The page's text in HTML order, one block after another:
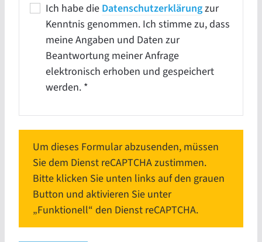
Ich habe die Datenschutzerklärungzur
Kenntnis genommen. Ich stimme zu, dass
meine Angaben und Daten zur
Beantwortung meiner Anfrage
elektronisch erhoben und gespeichert
werden. *
Um dieses Formular abzusenden, müssen
Sie dem Dienst reCAPTCHA zustimmen.
Bitte klicken Sie unten links auf den grauen
Button und aktivieren Sie unter
„Funktionell“ den Dienst reCAPTCHA.